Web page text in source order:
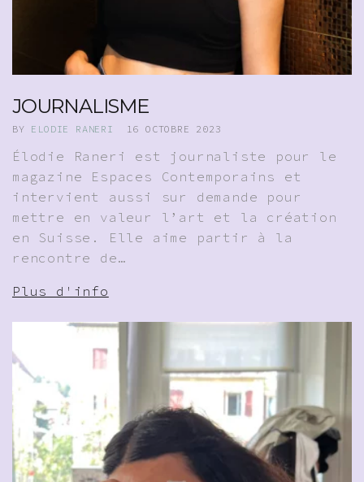
JOURNALISME
BY ELODIE RANERI 16 OCTOBRE 2023
Élodie Raneri est journaliste pour le
magazine Espaces Contemporains et
intervient aussi sur demande pour
mettre en valeur l’art et la création
en Suisse. Elle aime partir à la
rencontre de…
Plus d'info